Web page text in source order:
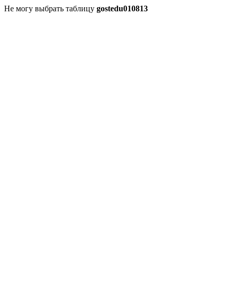
Не могу выбрать таблицу gostedu010813